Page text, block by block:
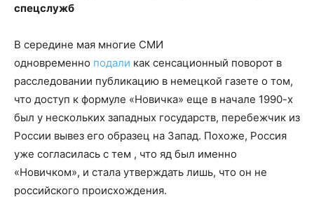
спецслужб
В середине мая многие СМИ
одновременно подали как сенсационный поворот в
расследовании публикацию в немецкой газете о том,
что доступ к формуле «Новичка» еще в начале 1990-х
был у нескольких западных государств, перебежчик из
России вывез его образец на Запад. Похоже, Россия
уже согласилась с тем , что яд был именно
«Новичком», и стала утверждать лишь, что он не
российского происхождения.